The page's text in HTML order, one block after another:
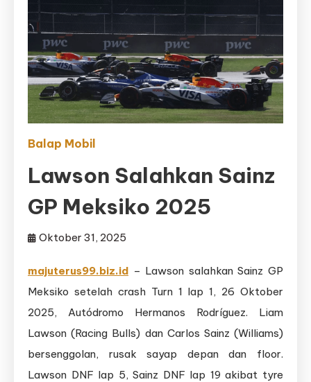
Balap Mobil
Lawson Salahkan Sainz
GP Meksiko 2025
Oktober 31, 2025
majuterus99.biz.id – Lawson salahkan Sainz GP
Meksiko setelah crash Turn 1 lap 1, 26 Oktober
2025, Autódromo Hermanos Rodríguez. Liam
Lawson (Racing Bulls) dan Carlos Sainz (Williams)
bersenggolan, rusak sayap depan dan floor.
Lawson DNF lap 5, Sainz DNF lap 19 akibat tyre